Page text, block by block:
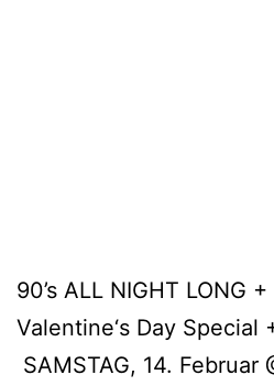
90’s ALL NIGHT LONG
Valentine‘s Day Special
SAMSTAG, 14. Februar